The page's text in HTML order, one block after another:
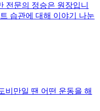
전문의 정승은 원장입니
습관에 대해 이야기 나눈
비만일 땐 어떤 운동을 해